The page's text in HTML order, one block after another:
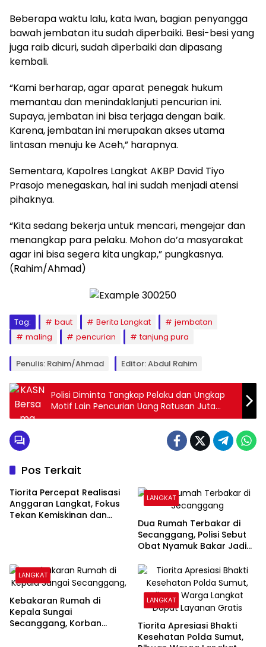
Beberapa waktu lalu, kata Iwan, bagian penyangga
bawah jembatan itu sudah diperbaiki. Besi-besi yang
juga raib dicuri, sudah diperbaiki dan dipasang
kembali.
“Kami berharap, agar aparat penegak hukum
memantau dan menindaklanjuti pencurian ini.
Supaya, jembatan ini bisa terjaga dengan baik.
Karena, jembatan ini merupakan akses utama
lintasan menuju ke Aceh,” harapnya.
Sementara, Kapolres Langkat AKBP David Tiyo
Prasojo menegaskan, hal ini sudah menjadi atensi
pihaknya.
“Kita sedang bekerja untuk mencari, mengejar dan
menangkap para pelaku. Mohon do’a masyarakat
agar ini bisa segera kita ungkap,” pungkasnya.
(Rahim/Ahmad)
Tag: baut Berita Langkat
jembatan
maling
pencurian tanjung pura
Penulis: Rahim/Ahmad Editor: Abdul Rahim
Polisi Diminta Tangkap Pelaku dan Ungkap
Motif Lain Pencurian Uang Ratusan Juta
Dalam Mobil Bendahara KPU Langkat
Pos Terkait
Tiorita Percepat Realisasi
Anggaran Langkat, Fokus
Tekan Kemiskinan dan
LANGKAT
Dua Rumah Terbakar di
Secanggang, Polisi Sebut
Obat Nyamuk Bakar Jadi
LANGKAT
Kebakaran Rumah di
Kepala Sungai
Secanggang, Korban
LANGKAT
Tiorita Apresiasi Bhakti
Kesehatan Polda Sumut,